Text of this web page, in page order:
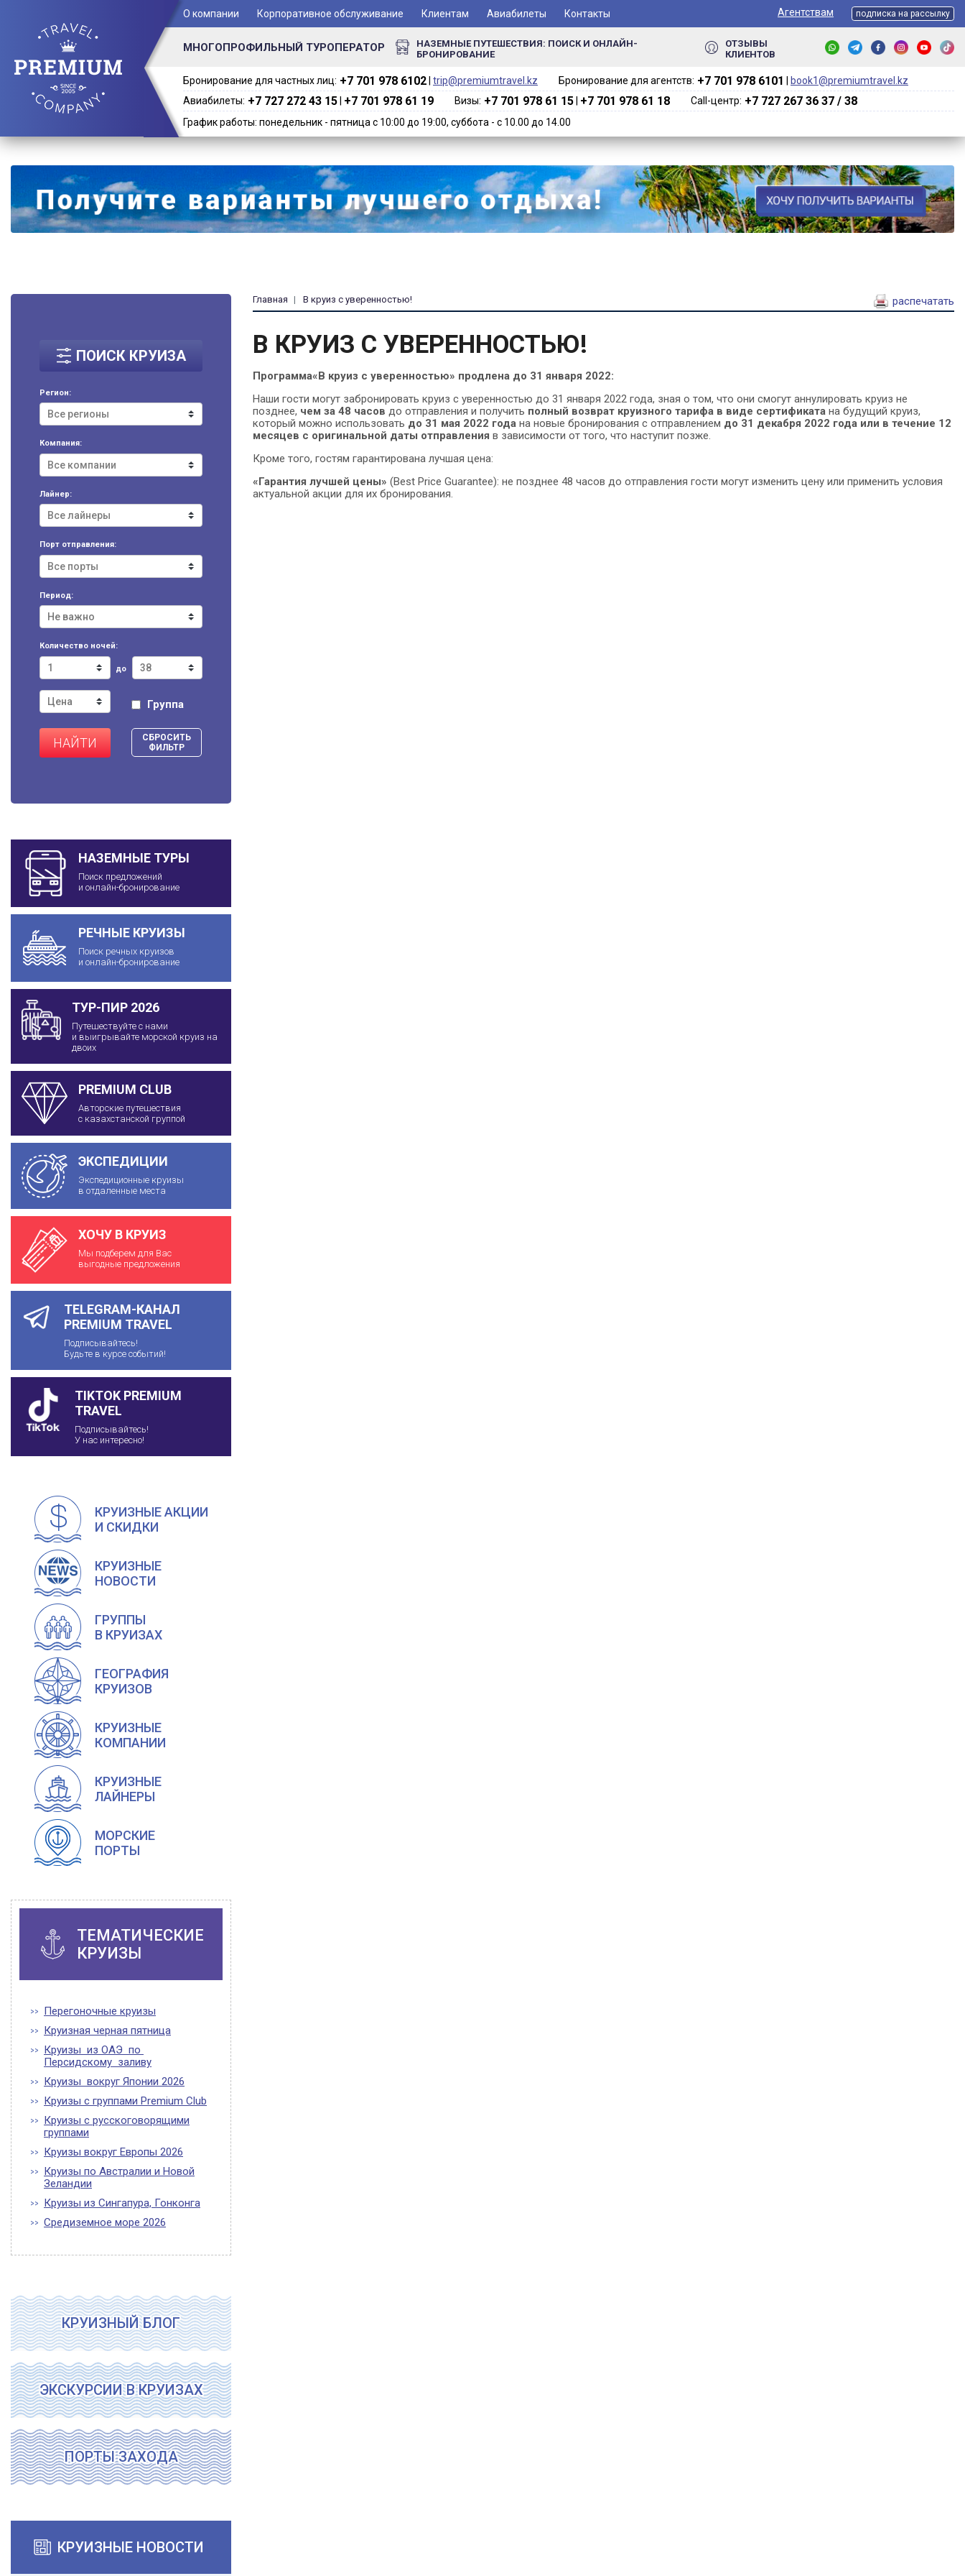
О компании Корпоративное обслуживание Клиентам Авиабилеты Контакты Агентствам подписка на рассылку
МНОГОПРОФИЛЬНЫЙ ТУРОПЕРАТОР
НАЗЕМНЫЕ ПУТЕШЕСТВИЯ: ПОИСК И ОНЛАЙН-
БРОНИРОВАНИЕ
ОТЗЫВЫ
КЛИЕНТОВ
Бронирование для частных лиц: +7 701 978 6102‬ trip@premiumtravel.kz Бронирование для агентств: +7 701 978 6101‬
book1@premiumtravel.kz
Авиабилеты: +7 727 272 43 15 +7 701 978 61 19 Визы: +7 701 978 61 15 +7 701 978 61 18 Call-центр: +7 727 267 36 37 / 38
График работы: понедельник - пятница с 10:00 до 19:00, суббота - с 10.00 до 14.00
ПОИСК КРУИЗА
Регион:
Компания:
Лайнер:
Порт отправления:
Период:
Количество ночей:
до
Группа
НАЙТИ
СБРОСИТЬ
ФИЛЬТР
НАЗЕМНЫЕ ТУРЫ
Поиск предложений
и онлайн-бронирование
РЕЧНЫЕ КРУИЗЫ
Поиск речных круизов
и онлайн-бронирование
ТУР-ПИР 2026
Путешествуйте с нами
и выигрывайте морской круиз на
двоих
PREMIUM CLUB
Авторские путешествия
с казахстанской группой
ЭКСПЕДИЦИИ
Экспедиционные круизы
в отдаленные места
ХОЧУ В КРУИЗ
Мы подберем для Вас
выгодные предложения
TELEGRAM-КАНАЛ
PREMIUM TRAVEL
Подписывайтесь!
Будьте в курсе событий!
TIKTOK PREMIUM
TRAVEL
Подписывайтесь!
У нас интересно!
КРУИЗНЫЕ АКЦИИ
И СКИДКИ
КРУИЗНЫЕ
НОВОСТИ
ГРУППЫ
В КРУИЗАХ
ГЕОГРАФИЯ
КРУИЗОВ
КРУИЗНЫЕ
КОМПАНИИ
КРУИЗНЫЕ
ЛАЙНЕРЫ
МОРСКИЕ
ПОРТЫ
ТЕМАТИЧЕСКИЕ
КРУИЗЫ
Перегоночные круизы
Круизная черная пятница
Круизы из ОАЭ по
Персидскому заливу
Круизы вокруг Японии 2026
Круизы с группами Premium Club
Круизы с русскоговорящими
группами
Круизы вокруг Европы 2026
Круизы по Австралии и Новой
Зеландии
Круизы из Сингапура, Гонконга
Средиземное море 2026
КРУИЗНЫЙ БЛОГ
ЭКСКУРСИИ В КРУИЗАХ
ПОРТЫ ЗАХОДА
КРУИЗНЫЕ НОВОСТИ
Главная В круиз с уверенностью! распечатать
В КРУИЗ С УВЕРЕННОСТЬЮ!
Программа«В круиз с уверенностью» продлена до 31 января 2022:
Наши гости могут забронировать круиз с уверенностью до 31 января 2022 года, зная о том, что они смогут аннулировать круиз не
позднее, чем за 48 часов до отправления и получить полный возврат круизного тарифа в виде сертификата на будущий круиз,
который можно использовать до 31 мая 2022 года на новые бронирования с отправлением до 31 декабря 2022 года или в течение 12
месяцев с оригинальной даты отправления в зависимости от того, что наступит позже.
Кроме того, гостям гарантирована лучшая цена:
«Гарантия лучшей цены» (Best Price Guarantee): не позднее 48 часов до отправления гости могут изменить цену или применить условия
актуальной акции для их бронирования.